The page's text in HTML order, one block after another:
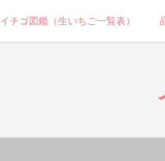
イチゴ図鑑（生いちご一覧表）